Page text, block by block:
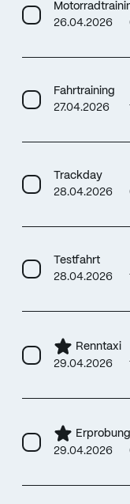
26.04.2026
Fahrtraining
27.04.2026
Trackday
28.04.2026
Testfahrt
28.04.2026
Renntaxi
29.04.2026
29.04.2026